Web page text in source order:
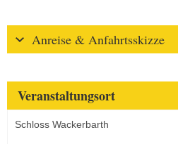
Anreise & Anfahrtsskizze
Veranstaltungsort
Schloss Wackerbarth